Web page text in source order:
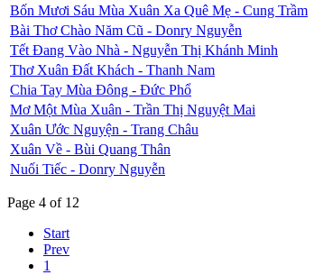
Bốn Mươi Sáu Mùa Xuân Xa Quê Mẹ - Cung Trầm
Bài Thơ Chào Năm Cũ - Donry Nguyễn
Tết Đang Vào Nhà - Nguyễn Thị Khánh Minh
Thơ Xuân Đất Khách - Thanh Nam
Chia Tay Mùa Đông - Đức Phổ
Mơ Một Mùa Xuân - Trần Thị Nguyệt Mai
Xuân Ước Nguyện - Trang Châu
Xuân Về - Bùi Quang Thân
Nuối Tiếc - Donry Nguyễn
Page 4 of 12
Start
Prev
1